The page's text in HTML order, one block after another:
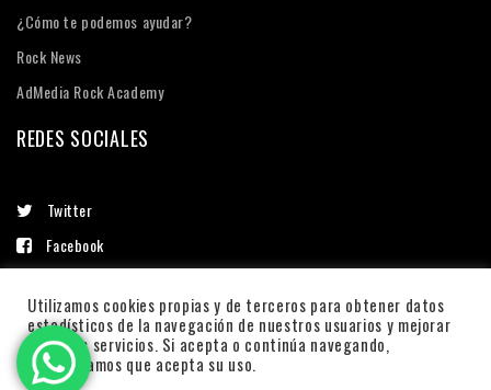
¿Cómo te podemos ayudar?
Rock News
AdMedia Rock Academy
REDES SOCIALES
Twitter
Facebook
Instagram
Utilizamos cookies propias y de terceros para obtener datos
estadísticos de la navegación de nuestros usuarios y mejorar
nuestros servicios. Si acepta o continúa navegando,
consideramos que acepta su uso.